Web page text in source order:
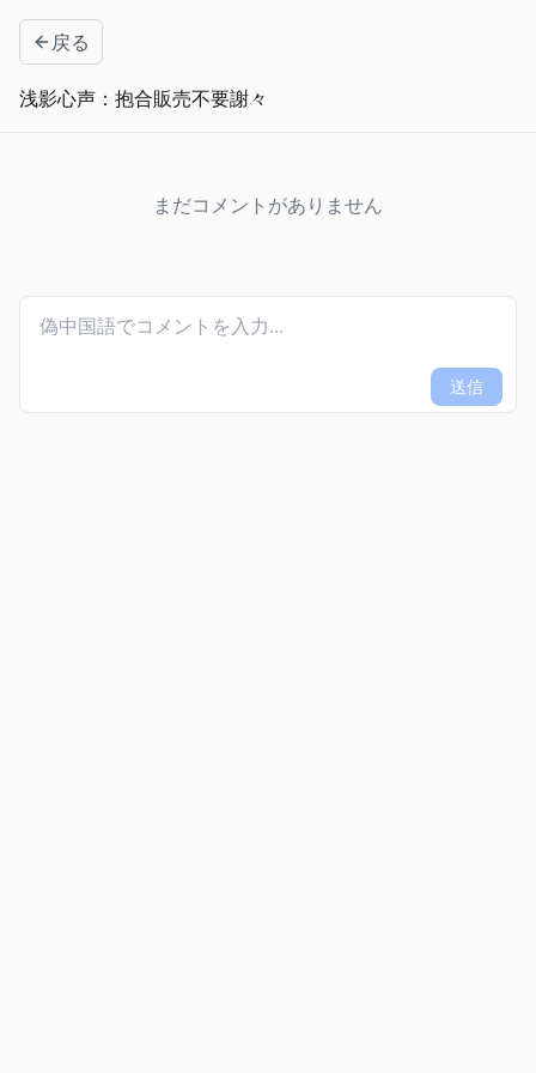
戻る
浅影心声：抱合販売不要謝々
まだコメントがありません
送信